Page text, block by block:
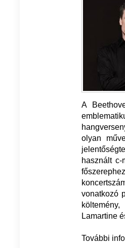
A
olyan
használt c-
vonatkozó
Lamartine
További